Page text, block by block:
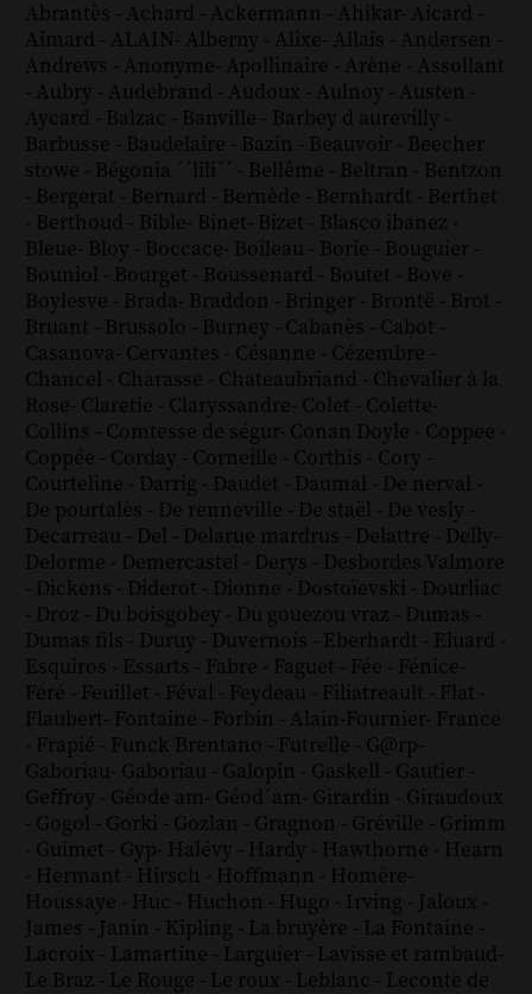
Abrantès - Achard - Ackermann - Ahikar- Aicard -
Aimard - ALAIN- Alberny - Alixe- Allais - Andersen -
Andrews - Anonyme- Apollinaire - Arène - Assollant
- Aubry - Audebrand - Audoux - Aulnoy - Austen -
Aycard - Balzac - Banville - Barbey d aurevilly -
Barbusse - Baudelaire - Bazin - Beauvoir - Beecher
stowe - Bégonia ´´lili´´ - Bellême - Beltran - Bentzon
- Bergerat - Bernard - Bernède - Bernhardt - Berthet
- Berthoud - Bible- Binet- Bizet - Blasco ibanez -
Bleue- Bloy - Boccace- Boileau - Borie - Bouguier -
Bouniol - Bourget - Boussenard - Boutet - Bove -
Boylesve - Brada- Braddon - Bringer - Brontë - Brot -
Bruant - Brussolo - Burney - Cabanès - Cabot -
Casanova- Cervantes - Césanne - Cézembre -
Chancel - Charasse - Chateaubriand - Chevalier à la
Rose- Claretie - Claryssandre- Colet - Colette-
Collins - Comtesse de ségur- Conan Doyle - Coppee -
Coppée - Corday - Corneille - Corthis - Cory -
Courteline - Darrig - Daudet - Daumal - De nerval -
De pourtalès - De renneville - De staël - De vesly -
Decarreau - Del - Delarue mardrus - Delattre - Delly-
Delorme - Demercastel - Derys - Desbordes Valmore
- Dickens - Diderot - Dionne - Dostoïevski - Dourliac
- Droz - Du boisgobey - Du gouezou vraz - Dumas -
Dumas fils - Duruy - Duvernois - Eberhardt - Eluard -
Esquiros - Essarts - Fabre - Faguet - Fée - Fénice-
Féré - Feuillet - Féval - Feydeau - Filiatreault - Flat -
Flaubert- Fontaine - Forbin - Alain-Fournier- France
- Frapié - Funck Brentano - Futrelle - G@rp-
Gaboriau- Gaboriau - Galopin - Gaskell - Gautier -
Geffroy - Géode am- Géod´am- Girardin - Giraudoux
- Gogol - Gorki - Gozlan - Gragnon - Gréville - Grimm
- Guimet - Gyp- Halévy - Hardy - Hawthorne - Hearn
- Hermant - Hirsch - Hoffmann - Homère-
Houssaye - Huc - Huchon - Hugo - Irving - Jaloux -
James - Janin - Kipling - La bruyère - La Fontaine -
Lacroix - Lamartine - Larguier - Lavisse et rambaud-
Le Braz - Le Rouge - Le roux - Leblanc - Leconte de